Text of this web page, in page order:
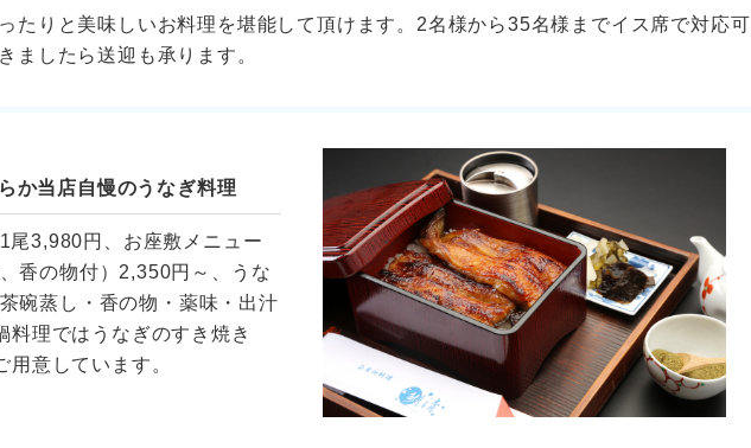
たりと美味しいお料理を堪能して頂けます。2名様から35名様までイス席で対応可
ましたら送迎も承ります。
か当店自慢のうなぎ料理
尾3,980円、お座敷メニュー
香の物付）2,350円～、うな
碗蒸し・香の物・薬味・出汁
料理ではうなぎのすき焼き
意しています。